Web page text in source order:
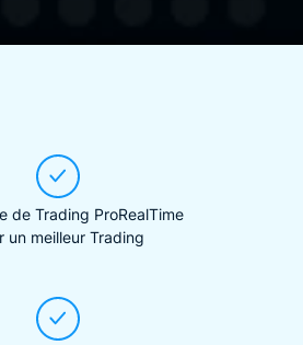
de Trading ProRealTime
un meilleur Trading